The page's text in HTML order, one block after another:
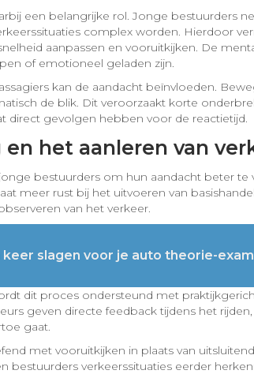
een belangrijke rol. Jonge bestuurders
complex worden. Hierdoor
aanpassen en vooruitkijken. De
of emotioneel geladen zijn.
kan de aandacht beïnvloeden.
de blik. Dit veroorzaakt korte
direct gevolgen hebben voor de reactietijd.
het aanleren van
bestuurders om hun aandacht beter te
meer rust bij het uitvoeren van
van het verkeer.
keer slagen voor je auto theorie-
dit proces ondersteund met
geven directe feedback tijdens het
gaat.
met vooruitkijken in plaats van
bestuurders verkeerssituaties eerder